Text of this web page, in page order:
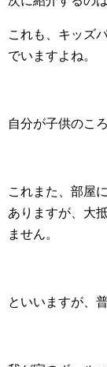
これも、キッズ
でいますよね。
自分が子供のこ
これまた、部屋
ありますが、大
ません。
といいますが、